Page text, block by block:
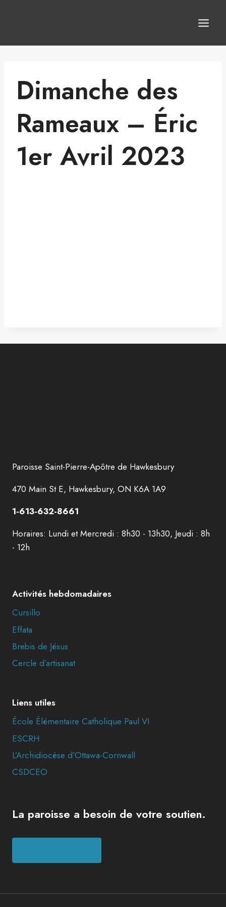
Dimanche des
Rameaux – Éric
1er Avril 2023
Paroisse Saint-Pierre-Apôtre de Hawkesbury
470 Main St E, Hawkesbury, ON K6A 1A9
1-613-632-8661
Horaires: Lundi et Mercredi : 8h30 - 13h30, Jeudi : 8h
- 12h
Activités hebdomadaires
Cursillo
Effata
Brebis de Jésus
Cercle d’artisanat
Liens utiles
École Élémentaire Catholique Paul VI
ESCRH
L’Archidiocèse d’Ottawa-Cornwall
CSDCEO
La paroisse a besoin de votre soutien.